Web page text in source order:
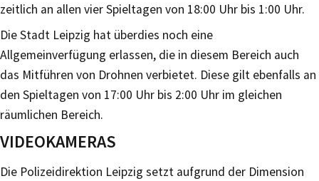
zeitlich an allen vier Spieltagen von 18:00 Uhr bis 1:00 Uhr.
Die Stadt Leipzig hat überdies noch eine
Allgemeinverfügung erlassen, die in diesem Bereich auch
das Mitführen von Drohnen verbietet. Diese gilt ebenfalls an
den Spieltagen von 17:00 Uhr bis 2:00 Uhr im gleichen
räumlichen Bereich.
VIDEOKAMERAS
Die Polizeidirektion Leipzig setzt aufgrund der Dimension